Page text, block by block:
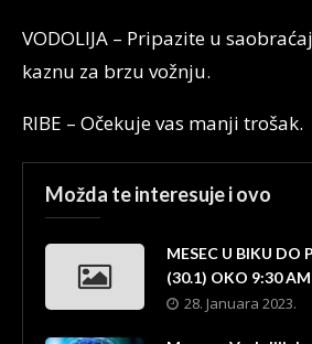
VODOLIJA – Pripazite u
kaznu za brzu vožnju.
RIBE – Očekuje vas manji trošak.
Možda te interesuje i ovo
MESEC U BIKU DO
(30.1) OKO 9:30 AM
28. Januara 2023.